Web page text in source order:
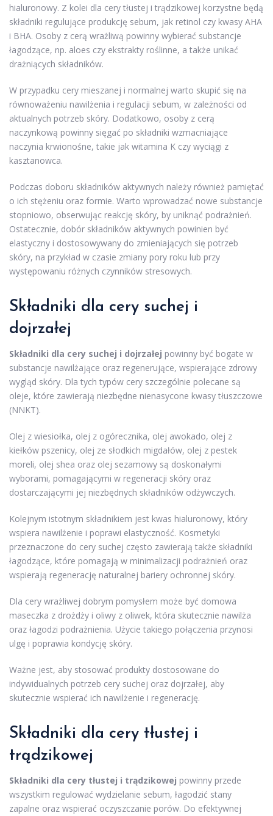
hialuronowy. Z kolei dla cery tłustej i trądzikowej korzystne będą
składniki regulujące produkcję sebum, jak retinol czy kwasy AHA
i BHA. Osoby z cerą wrażliwą powinny wybierać substancje
łagodzące, np. aloes czy ekstrakty roślinne, a także unikać
drażniących składników.
W przypadku cery mieszanej i normalnej warto skupić się na
równoważeniu nawilżenia i regulacji sebum, w zależności od
aktualnych potrzeb skóry. Dodatkowo, osoby z cerą
naczynkową powinny sięgać po składniki wzmacniające
naczynia krwionośne, takie jak witamina K czy wyciągi z
kasztanowca.
Podczas doboru składników aktywnych należy również pamiętać
o ich stężeniu oraz formie. Warto wprowadzać nowe substancje
stopniowo, obserwując reakcję skóry, by uniknąć podrażnień.
Ostatecznie, dobór składników aktywnych powinien być
elastyczny i dostosowywany do zmieniających się potrzeb
skóry, na przykład w czasie zmiany pory roku lub przy
występowaniu różnych czynników stresowych.
Składniki dla cery suchej i
dojrzałej
Składniki dla cery suchej i dojrzałej powinny być bogate w
substancje nawilżające oraz regenerujące, wspierające zdrowy
wygląd skóry. Dla tych typów cery szczególnie polecane są
oleje, które zawierają niezbędne nienasycone kwasy tłuszczowe
(NNKT).
Olej z wiesiołka, olej z ogórecznika, olej awokado, olej z
kiełków pszenicy, olej ze słodkich migdałów, olej z pestek
moreli, olej shea oraz olej sezamowy są doskonałymi
wyborami, pomagającymi w regeneracji skóry oraz
dostarczającymi jej niezbędnych składników odżywczych.
Kolejnym istotnym składnikiem jest kwas hialuronowy, który
wspiera nawilżenie i poprawi elastyczność. Kosmetyki
przeznaczone do cery suchej często zawierają także składniki
łagodzące, które pomagają w minimalizacji podrażnień oraz
wspierają regenerację naturalnej bariery ochronnej skóry.
Dla cery wrażliwej dobrym pomysłem może być domowa
maseczka z drożdży i oliwy z oliwek, która skutecznie nawilża
oraz łagodzi podrażnienia. Użycie takiego połączenia przynosi
ulgę i poprawia kondycję skóry.
Ważne jest, aby stosować produkty dostosowane do
indywidualnych potrzeb cery suchej oraz dojrzałej, aby
skutecznie wspierać ich nawilżenie i regenerację.
Składniki dla cery tłustej i
trądzikowej
Składniki dla cery tłustej i trądzikowej powinny przede
wszystkim regulować wydzielanie sebum, łagodzić stany
zapalne oraz wspierać oczyszczanie porów. Do efektywnej